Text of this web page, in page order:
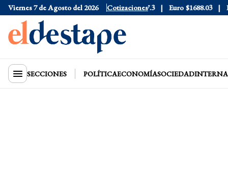
Viernes 7 de Agosto del 2026 Cotizaciones
Dólar Blue $1530 Dólar CCL $1577.3 Euro $1688.03
SECCIONES POLÍTICAECONOMÍASOCIEDAD